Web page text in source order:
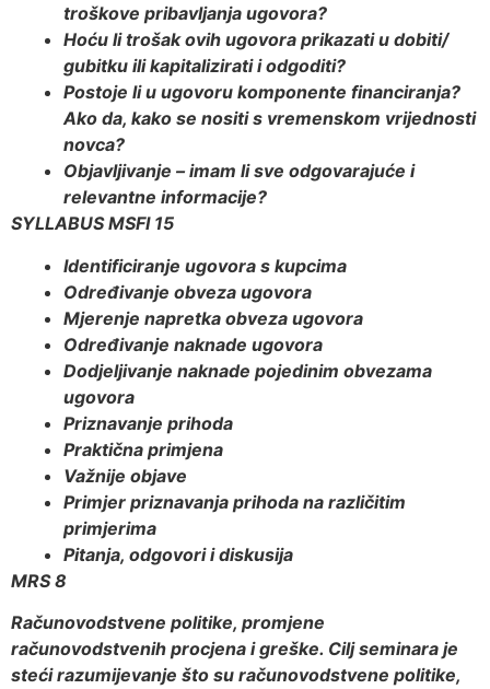
troškove pribavljanja ugovora?
Hoću li trošak ovih ugovora prikazati u dobiti/
gubitku ili kapitalizirati i odgoditi?
Postoje li u ugovoru komponente financiranja?
Ako da, kako se nositi s vremenskom vrijednosti
novca?
Objavljivanje – imam li sve odgovarajuće i
relevantne informacije?
SYLLABUS MSFI 15
Identificiranje ugovora s kupcima
Određivanje obveza ugovora
Mjerenje napretka obveza ugovora
Određivanje naknade ugovora
Dodjeljivanje naknade pojedinim obvezama
ugovora
Priznavanje prihoda
Praktična primjena
Važnije objave
Primjer priznavanja prihoda na različitim
primjerima
Pitanja, odgovori i diskusija
MRS 8
Računovodstvene politike, promjene
računovodstvenih procjena i greške. Cilj seminara je
steći razumijevanje što su računovodstvene politike,